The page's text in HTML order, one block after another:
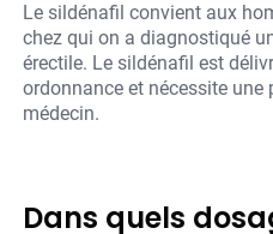
Le sildénafil convient aux
chez qui on a diagnostiqué
érectile. Le sildénafil est
ordonnance et nécessite
médecin.
Dans quels